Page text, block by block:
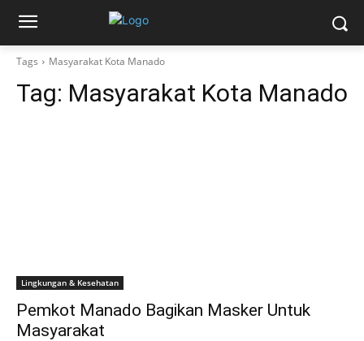
Tags Masyarakat Kota Manado
Tag: Masyarakat Kota Manado
Lingkungan & Kesehatan
Pemkot Manado Bagikan Masker Untuk
Masyarakat